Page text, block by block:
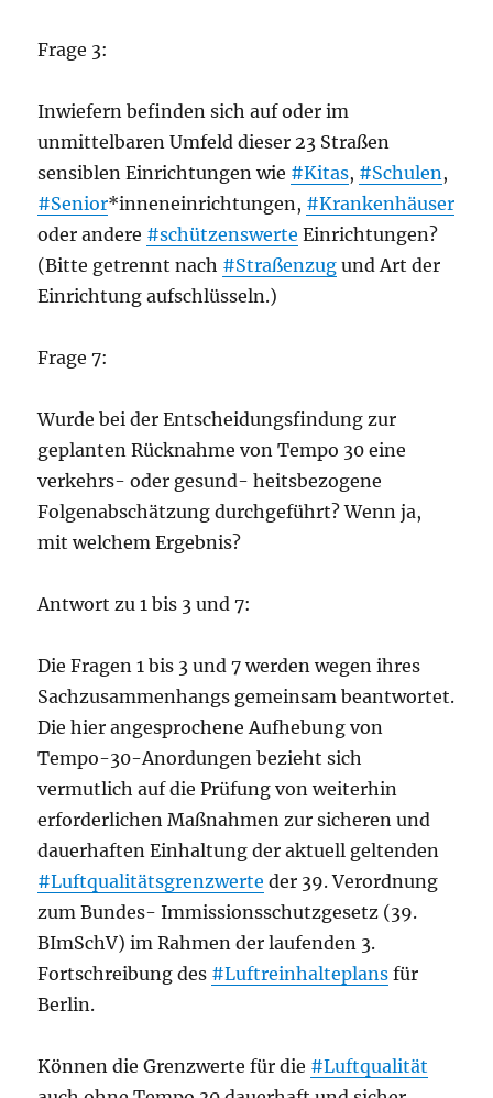
Frage 3:
Inwiefern befinden sich auf oder im
unmittelbaren Umfeld dieser 23 Straßen
sensiblen Einrichtungen wie #Kitas, #Schulen,
#Senior*inneneinrichtungen, #Krankenhäuser
oder andere #schützenswerte Einrichtungen?
(Bitte getrennt nach #Straßenzug und Art der
Einrichtung aufschlüsseln.)
Frage 7:
Wurde bei der Entscheidungsfindung zur
geplanten Rücknahme von Tempo 30 eine
verkehrs- oder gesund- heitsbezogene
Folgenabschätzung durchgeführt? Wenn ja,
mit welchem Ergebnis?
Antwort zu 1 bis 3 und 7:
Die Fragen 1 bis 3 und 7 werden wegen ihres
Sachzusammenhangs gemeinsam beantwortet.
Die hier angesprochene Aufhebung von
Tempo-30-Anordungen bezieht sich
vermutlich auf die Prüfung von weiterhin
erforderlichen Maßnahmen zur sicheren und
dauerhaften Einhaltung der aktuell geltenden
#Luftqualitätsgrenzwerte der 39. Verordnung
zum Bundes- Immissionsschutzgesetz (39.
BImSchV) im Rahmen der laufenden 3.
Fortschreibung des #Luftreinhalteplans für
Berlin.
Können die Grenzwerte für die #Luftqualität